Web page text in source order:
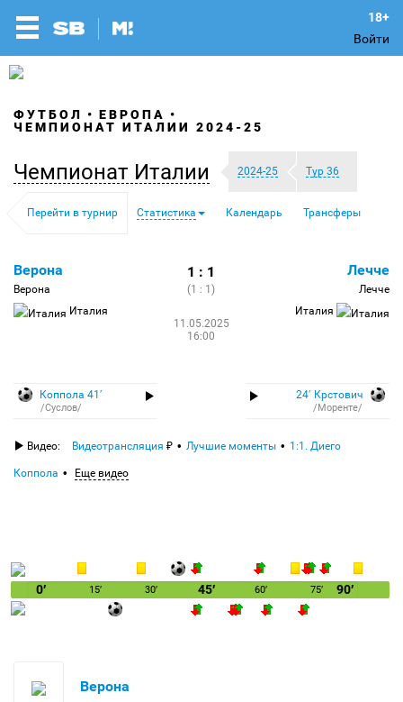
Войти
ФУТБОЛ
ЕВРОПА
ЧЕМПИОНАТ ИТАЛИИ 2024-25
Чемпионат Италии 2024-25 Тур 36
Перейти в турнир Статистика Календарь Трансферы
Верона
Верона
Италия
1 : 1
(1 : 1)
11.05.2025
16:00
Лечче
Лечче
Италия
Коппола 41′
/Суслов/
24′ Крстович
/Моренте/
Видео: Видеотрансляция Лучшие моменты 1:1. Диего
Коппола Еще видео
0′ 15′ 30′ 45′ 60′ 75′ 90′
Верона